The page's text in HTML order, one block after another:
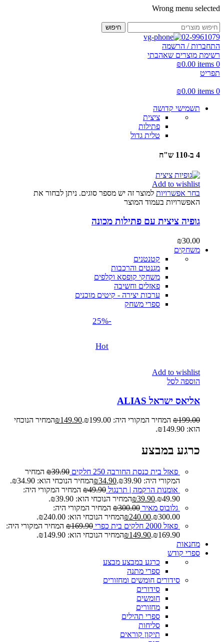
Wrong menu selected
חיפוש
02-9961079
התחברות / הרשמה
רשימת מוצרים שאהבתי
0
items
₪0.00
תפריט
0
items
₪0.00
תשמישי קדושה
ציצית
פתילות
טלית גדול
4 ב-110 ש"ח
Add to wishlist
בחר אפשרויות למוצר זה יש מספר סוגים. ניתן לבחור את
האפשרויות בעמוד המוצר
גופיה ציצית עם פתילות מכונה
₪30.00
משחקים
קטנטנים
מגנטים והרכבות
משחקי קופסא וקלפים
פאזלים וחשיבה
ערכות יצירה - קיטים מוכנים
ספרי משחק
-25%
Hot
Add to wishlist
הוספה לסל
אליאס ישראל ALIAS
₪199.00 המחיר המקורי היה: ₪199.00. ₪149.90
המחיר הנוכחי
הוא: ₪149.90.
כרגע במבצע
פאזל בית כנסת החורבה 250 חלקים ₪39.90
המחיר
המקורי היה: ₪39.90.
₪34.90
המחיר הנוכחי הוא: ₪34.90.
אומנות הרקמה | תרנגול
₪49.90
המחיר המקורי היה:
₪49.90.
₪39.90
המחיר הנוכחי הוא: ₪39.90.
גלובוס מאיר
₪300.00
המחיר המקורי היה:
₪300.00.
₪240.00
המחיר הנוכחי הוא: ₪240.00.
פאזל 2000 חלקים בית כפרי
₪169.90
המחיר המקורי היה:
₪169.90.
₪149.90
המחיר הנוכחי הוא: ₪149.90.
מחנאות
ספרי קודש
כרגע במבצע מבצע
ספרי מתנה
סידורים חומשים ומחזורים
סידורים
חומשים
מחזורים
ספרי תהילים
סליחות
תיקון קוראים